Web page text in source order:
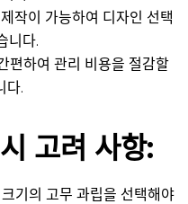
작이 가능하여 디자인 선택
니다.
편하여 관리 비용을 절감할
다.
고려 사항:
기의 고무 과립을 선택해야